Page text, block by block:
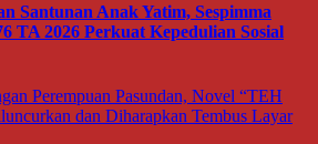
Santunan Anak Yatim, Sespimma
TA 2026 Perkuat Kepedulian Sosial